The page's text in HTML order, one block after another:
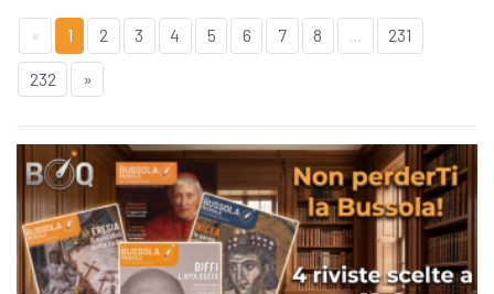
« 1 2 3 4 5 6 7 8 ... 231
232 »